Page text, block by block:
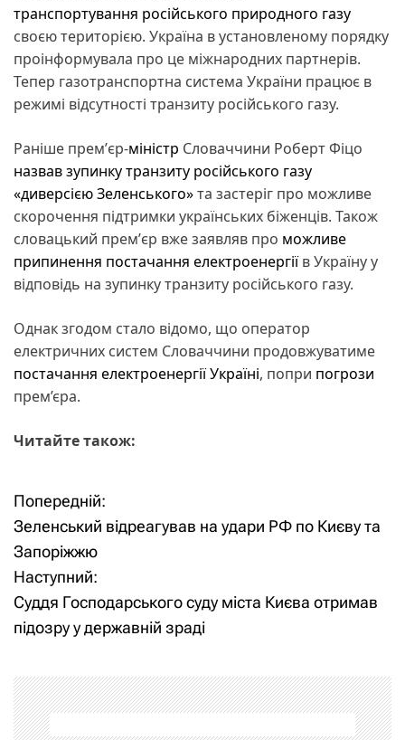
транспортування російського природного газу
своєю територією. Україна в установленому порядку
проінформувала про це міжнародних партнерів.
Тепер газотранспортна система України працює в
режимі відсутності транзиту російського газу.
Раніше премʼєр-міністр Словаччини Роберт Фіцо
назвав зупинку транзиту російського газу
«диверсією Зеленського»та застеріг про можливе
скорочення підтримки українських біженців. Також
словацький премʼєр вже заявляв про можливе
припинення постачання електроенергіїв Україну у
відповідь на зупинку транзиту російського газу.
Однак згодом стало відомо, що оператор
електричних систем Словаччини продовжуватиме
постачання електроенергії Україні, попри погрози
прем’єра.
Читайте також:
Н
а
в
і
а
Попередній:
Зеленський відреагував на удари РФ по Києву та
Запоріжжю
Наступний:
Суддя Господарського суду міста Києва отримав
підозру у державній зраді